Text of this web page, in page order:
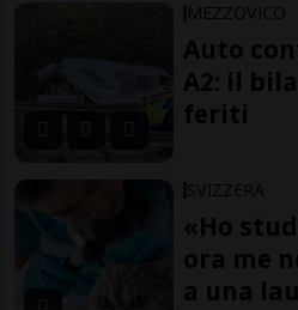
MEZZOVICO
Auto
A2: il
feriti
SVIZZERA
«Ho
ora me
a una